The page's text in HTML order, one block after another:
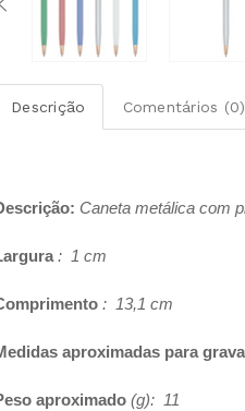
Descrição Comentários (0)
Caneta metálica com
: 1 cm
: 13,1 cm
aproximadas para
aproximado (g): 11